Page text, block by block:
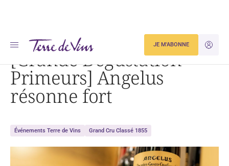
JE
JE M'ABONNE
Accueil Dégustation [Grande Dégustation Primeurs] Angelus résonne fort
[Grande Dégustation
Primeurs] Angelus
résonne fort
Événements Terre de Vins Grand Cru Classé 1855